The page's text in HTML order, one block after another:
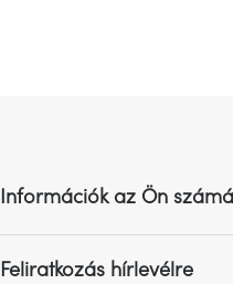
A
mellett
éInformációk az Ön
Feliratkozás hírlevélre